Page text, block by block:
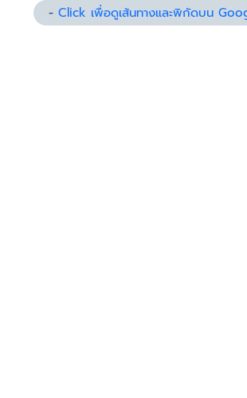
-Click เพื่อดูเส้นทางและพิกัดบน